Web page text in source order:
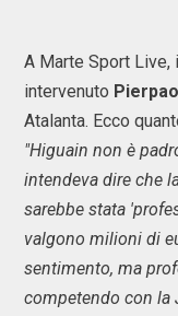
A Marte Sport Live,
intervenuto
Atalanta. Ecco
"Higuain non è
intendeva dire che
sarebbe stata
valgono milioni di
sentimento, ma
competendo con la